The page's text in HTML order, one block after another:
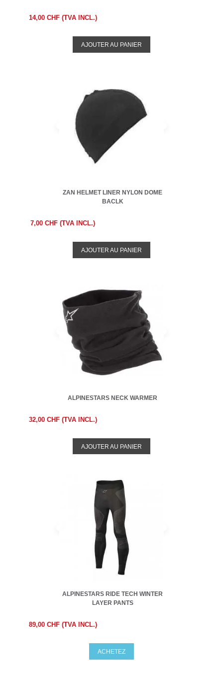
14,00 CHF (TVA INCL.)
AJOUTER AU PANIER
ZAN HELMET LINER NYLON DOME
BACLK
7,00 CHF (TVA INCL.)
AJOUTER AU PANIER
ALPINESTARS NECK WARMER
32,00 CHF (TVA INCL.)
AJOUTER AU PANIER
ALPINESTARS RIDE TECH WINTER
LAYER PANTS
89,00 CHF (TVA INCL.)
ACHETEZ